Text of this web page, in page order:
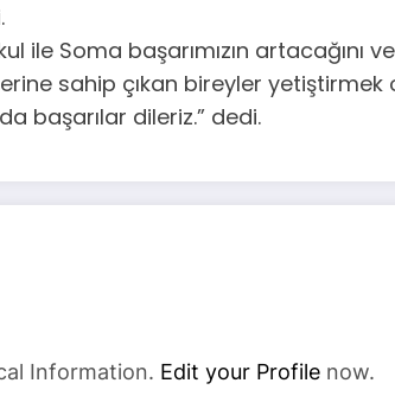
ile Soma başarımızın
sahip çıkan bireyler
başarılar dileriz.” dedi.
Information. Edit your Profile now.